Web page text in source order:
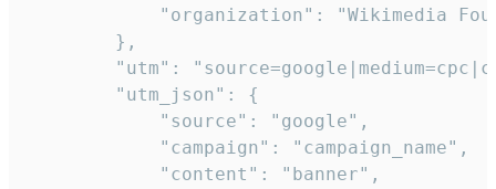
"organization": "Wikimedia
        },
"utm":
        "utm_json": {
            "source": "google",
            "campaign": "campaign_name",
            "content": "banner",